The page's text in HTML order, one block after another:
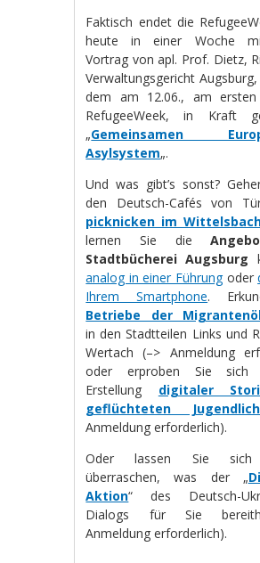
Faktisch endet die
heute in einer Woche
Vortrag von apl. Prof. Dietz,
Verwaltungsgericht Augsburg,
dem am 12.06., am
RefugeeWeek, in Kraft
„Gemeinsamen
Asylsystem„.
Und was gibt’s sonst?
den Deutsch-Cafés von
picknicken im
lernen Sie die
Stadtbücherei Augsburg
analog in einer Führungoder
Ihrem Smartphone.
Betriebe der
in den Stadtteilen Links und
Wertach (–> Anmeldung
oder erproben Sie
Erstellung digitaler
geflüchteten
Anmeldung erforderlich).
Oder lassen Sie sich
überraschen, was der „
Aktion“ des Deutsch-
Dialogs für Sie
Anmeldung erforderlich).